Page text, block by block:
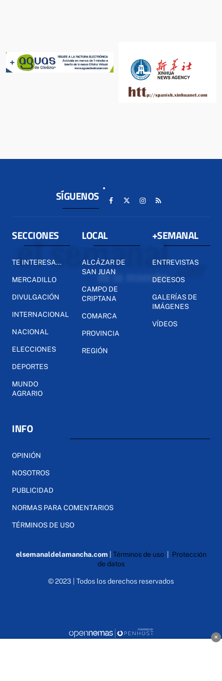
SÍGUENOS
SECCIONES
TE INTERESA...
MERCADILLO
DIVULGACIÓN
INTERNACIONAL
NACIONAL
ELECCIONES
DEPORTES
MUNDO
AGRARIO
LOCAL
ALCÁZAR DE
SAN JUAN
CAMPO DE
CRIPTANA
COMARCA
PROVINCIA
REGIÓN
+SEMANAL
ENTREVISTAS
DECESOS
GALERÍAS DE
IMÁGENES
VÍDEOS
INFO
OPINIÓN
NOSOTROS
PUBLICIDAD
NORMAS PARA COMENTARIOS
TÉRMINOS DE USO
elsemanaldelamancha.com Términos de uso| Protección
de datos
© 2023 | Todos los derechos reservados
×